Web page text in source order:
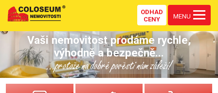
ODHAD
CENY
MENU
Vaši nemovitost prodáme rychle,
výhodně a bezpečně...
...protože na dobré pověsti nám záleží!